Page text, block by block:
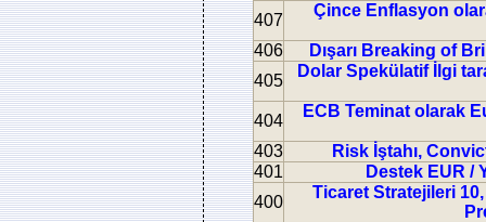
407
Çince Enflasyon
406
Dışarı Breaking of
405
Dolar Spekülatif İlgi
404
ECB Teminat olarak
403
Risk İştahı,
401
Destek EUR /
400
Ticaret Stratejileri